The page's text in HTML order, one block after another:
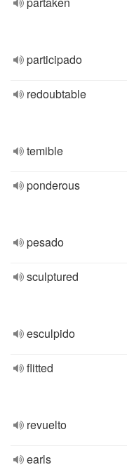
participado
redoubtable
temible
ponderous
pesado
sculptured
esculpido
flitted
revuelto
earls